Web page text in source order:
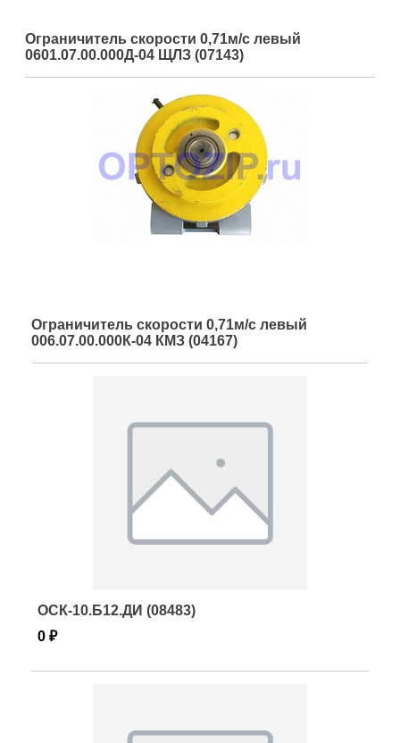
Ограничитель скорости 0,71м/с левый
0601.07.00.000Д-04 ЩЛЗ (07143)
Ограничитель скорости 0,71м/с левый
006.07.00.000К-04 КМЗ (04167)
ОСК-10.Б12.ДИ (08483)
0 ₽